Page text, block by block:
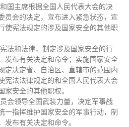
国主席根据全国人民代表大会的决
员会的决定，宣布进入紧急状态，宣
使宪法规定的涉及国家安全的其他职
法和法律，制定涉及国家安全的行
发布有关决定和命令；实施国家安全
定决定省、自治区、直辖市的范围内
宪法法律规定的和全国人民代表大会
家安全的其他职权。
会领导全国武装力量，决定军事战
一指挥维护国家安全的军事行动，制
发布有关决定和命令。